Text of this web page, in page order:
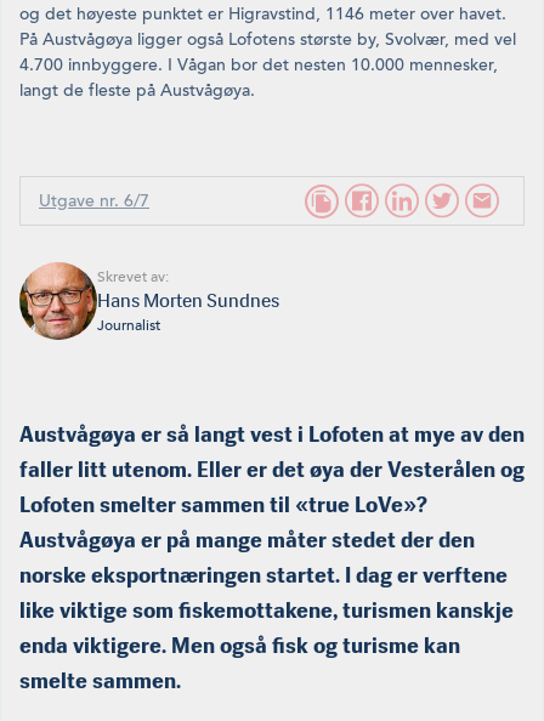
og det høyeste punktet er Higravstind, 1146 meter over havet.
På Austvågøya ligger også Lofotens største by, Svolvær, med vel
4.700 innbyggere. I Vågan bor det nesten 10.000 mennesker,
langt de fleste på Austvågøya.
Utgave nr. 6/7
Skrevet av:
Hans Morten Sundnes
Journalist
Austvågøya er så langt vest i Lofoten at mye avden
faller litt utenom. Eller er det øya der Vesterålen og
Lofoten smelter sammen til «true LoVe»?
Austvågøya er på mange måter stedet der den
norske eksportnæringen startet. I dag er verftene
like viktige som fiskemottakene, turismen kanskje
enda viktigere. Men også fisk og turisme kan
smelte sammen.